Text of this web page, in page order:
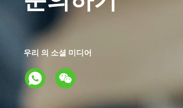
우리 의 소셜 미디어